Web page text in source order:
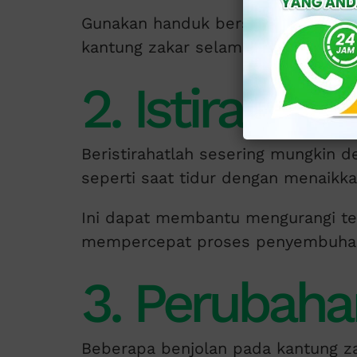
Gunakan handuk bersih dan
kantung zakar selama 15 hingga
2. Istirahat
Beristirahatlah sesering mungkin
seperti saat tidur dengan
Ini dapat membantu mengurangi
mempercepat proses
3.
Beberapa benjolan pada kantung